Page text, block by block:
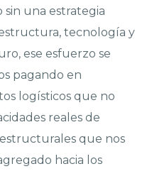
sin una estrategia
tecnología y
ese esfuerzo se
pagando en
logísticos que no
reales de
que nos
hacia los